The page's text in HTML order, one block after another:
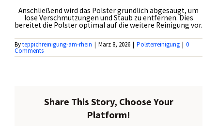
AGBAnschließend wird das Polster gründlich abgesaugt, um
lose Verschmutzungen und Staub zu entfernen. Dies
bereitet die Polster optimal auf die weitere Reinigung vor.
Byteppichreinigung-am-rhein | März 8, 2026 | Polsterreinigung | 0
Comments
Share This Story, Choose Your
Platform!